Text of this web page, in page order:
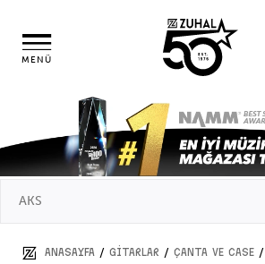
MENÜ
ANASAYFA / GİTARLAR / ÇANTA VE CASE /